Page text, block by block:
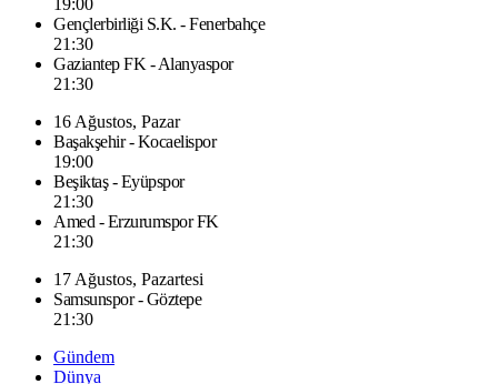
19:00
Gençlerbirliği S.K. - Fenerbahçe
21:30
Gaziantep FK - Alanyaspor
21:30
16 Ağustos, Pazar
Başakşehir - Kocaelispor
19:00
Beşiktaş - Eyüpspor
21:30
Amed - Erzurumspor FK
21:30
17 Ağustos, Pazartesi
Samsunspor - Göztepe
21:30
Gündem
Dünya